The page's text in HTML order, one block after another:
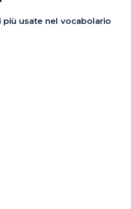
più usate nel vocabolario